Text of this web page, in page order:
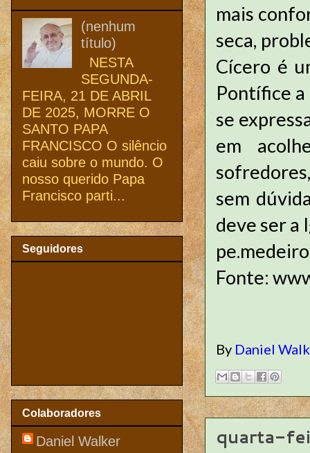
mais
seca,
Cícero é
Pontífice a
se
em
sem
deve ser a
Fonte:
By Daniel
quarta-
(nenhum
título)
NESTA
SEGUNDA-
FEIRA, 21 DE ABRIL
DE 2025, MORRE O
SANTO PAPA
FRANCISCO O silêncio
caiu sobre o mundo. O
nosso querido Papa
Francisco parti...
Seguidores
Colaboradores
Daniel Walker